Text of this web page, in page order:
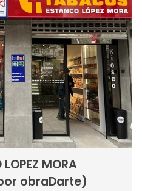
MORA
obraDarte)